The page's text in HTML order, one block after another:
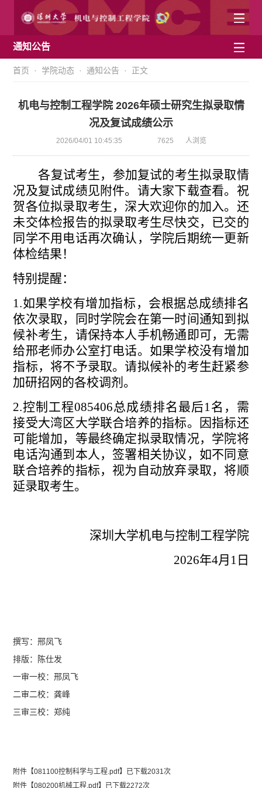
通知公告
首页 · 学院动态 ·通知公告 · 正文
机电与控制工程学院 2026年硕士研究生拟录取情
况及复试成绩公示
2026/04/01 10:45:35 7625 人浏览
各复试考生，参加复试的考生拟录取情
况及复试成绩见附件。请大家下载查看。祝
贺各位拟录取考生，深大欢迎你的加入。还
未交体检报告的拟录取考生尽快交，已交的
同学不用电话再次确认，学院后期统一更新
体检结果！
特别提醒：
1.如果学校有增加指标，会根据总成绩排名
依次录取，同时学院会在第一时间通知到拟
候补考生，请保持本人手机畅通即可，无需
给邢老师办公室打电话。如果学校没有增加
指标，将不予录取。请拟候补的考生赶紧参
加研招网的各校调剂。
2.控制工程085406总成绩排名最后1名，需
接受大湾区大学联合培养的指标。因指标还
可能增加，等最终确定拟录取情况，学院将
电话沟通到本人，签署相关协议，如不同意
联合培养的指标，视为自动放弃录取，将顺
延录取考生。
深圳大学机电与控制工程学院
2026年4月1日
撰写：邢凤飞
排版：陈仕发
一审一校：邢凤飞
二审二校：龚峰
三审三校：郑纯
附件【081100控制科学与工程.pdf】已下载2031次
附件【080200机械工程.pdf】已下载2272次